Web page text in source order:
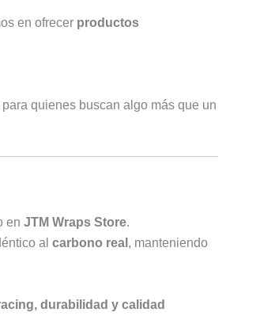
en ofrecer productos
quienes buscan algo más que un
en JTM Wraps Store.
al carbono real , manteniendo
durabilidad y calidad